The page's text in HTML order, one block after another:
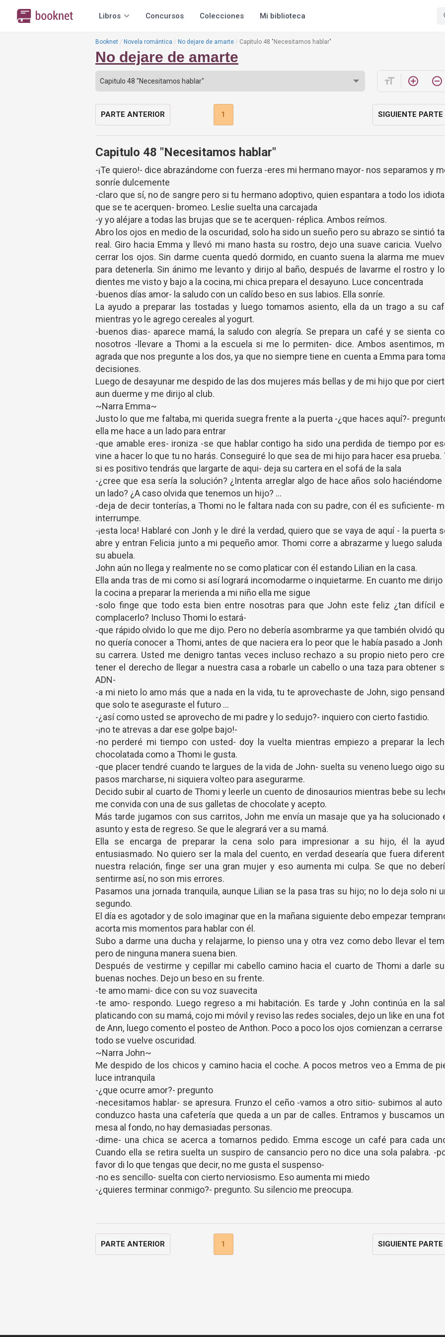
Libros Concursos Colecciones Mi biblioteca
Booknet Novela romántica No dejare de amarte Capitulo 48 "Necesitamos hablar"
No dejare de amarte
format_size add_circle_outline remove_circle_outline
PARTE ANTERIOR 1 SIGUIENTE PARTE
Capitulo 48 "Necesitamos hablar"
-¡Te quiero!- dice abrazándome con fuerza -eres mi hermano mayor- nos separamos y
sonríe dulcemente
-claro que sí, no de sangre pero si tu hermano adoptivo, quien espantara a todo los
que se te acerquen- bromeo. Leslie suelta una carcajada
-y yo aléjare a todas las brujas que se te acerquen- réplica. Ambos reímos.
Abro los ojos en medio de la oscuridad, solo ha sido un sueño pero su abrazo se sintió
real. Giro hacia Emma y llevó mi mano hasta su rostro, dejo una suave caricia. Vuelvo
cerrar los ojos. Sin darme cuenta quedó dormido, en cuanto suena la alarma me
para detenerla. Sin ánimo me levanto y dirijo al baño, después de lavarme el rostro y
dientes me visto y bajo a la cocina, mi chica prepara el desayuno. Luce concentrada
-buenos días amor- la saludo con un calído beso en sus labios. Ella sonríe.
La ayudo a preparar las tostadas y luego tomamos asiento, ella da un trago a su
mientras yo le agrego cereales al yogurt.
-buenos dias- aparece mamá, la saludo con alegría. Se prepara un café y se sienta
nosotros -llevare a Thomi a la escuela si me lo permiten- dice. Ambos asentimos,
agrada que nos pregunte a los dos, ya que no siempre tiene en cuenta a Emma para
decisiones.
Luego de desayunar me despido de las dos mujeres más bellas y de mi hijo que por
aun duerme y me dirijo al club.
~Narra Emma~
Justo lo que me faltaba, mi querida suegra frente a la puerta -¿que haces aquí?-
ella me hace a un lado para entrar
-que amable eres- ironiza -se que hablar contigo ha sido una perdida de tiempo por
vine a hacer lo que tu no harás. Conseguiré lo que sea de mi hijo para hacer esa prueba.
si es positivo tendrás que largarte de aqui- deja su cartera en el sofá de la sala
-¿cree que esa sería la solución? ¿Intenta arreglar algo de hace años solo haciéndome
un lado? ¿A caso olvida que tenemos un hijo? ...
-deja de decir tonterías, a Thomi no le faltara nada con su padre, con él es suficiente-
interrumpe.
-¡esta loca! Hablaré con Jonh y le diré la verdad, quiero que se vaya de aquí - la puerta
abre y entran Felicia junto a mi pequeño amor. Thomi corre a abrazarme y luego saluda
su abuela.
John aún no llega y realmente no se como platicar con él estando Lilian en la casa.
Ella anda tras de mi como si así logrará incomodarme o inquietarme. En cuanto me dirijo
la cocina a preparar la merienda a mi niño ella me sigue
-solo finge que todo esta bien entre nosotras para que John este feliz ¿tan difícil
complacerlo? Incluso Thomi lo estará-
-que rápido olvido lo que me dijo. Pero no debería asombrarme ya que también olvidó
no quería conocer a Thomi, antes de que naciera era lo peor que le había pasado a Jonh
su carrera. Usted me denigro tantas veces incluso rechazo a su propio nieto pero
tener el derecho de llegar a nuestra casa a robarle un cabello o una taza para obtener
ADN-
-a mi nieto lo amo más que a nada en la vida, tu te aprovechaste de John, sigo
que solo te aseguraste el futuro ...
-¿así como usted se aprovecho de mi padre y lo sedujo?- inquiero con cierto fastidio.
-¡no te atrevas a dar ese golpe bajo!-
-no perderé mi tiempo con usted- doy la vuelta mientras empiezo a preparar la
chocolatada como a Thomi le gusta.
-que placer tendré cuando te largues de la vida de John- suelta su veneno luego oigo
pasos marcharse, ni siquiera volteo para asegurarme.
Decido subir al cuarto de Thomi y leerle un cuento de dinosaurios mientras bebe su
me convida con una de sus galletas de chocolate y acepto.
Más tarde jugamos con sus carritos, John me envía un masaje que ya ha solucionado
asunto y esta de regreso. Se que le alegrará ver a su mamá.
Ella se encarga de preparar la cena solo para impresionar a su hijo, él la
entusiasmado. No quiero ser la mala del cuento, en verdad desearía que fuera
nuestra relación, finge ser una gran mujer y eso aumenta mi culpa. Se que no
sentirme así, no son mis errores.
Pasamos una jornada tranquila, aunque Lilian se la pasa tras su hijo; no lo deja solo ni
segundo.
El día es agotador y de solo imaginar que en la mañana siguiente debo empezar
acorta mis momentos para hablar con él.
Subo a darme una ducha y relajarme, lo pienso una y otra vez como debo llevar el
pero de ninguna manera suena bien.
Después de vestirme y cepillar mi cabello camino hacia el cuarto de Thomi a darle
buenas noches. Dejo un beso en su frente.
-te amo mami- dice con su voz suavecita
-te amo- respondo. Luego regreso a mi habitación. Es tarde y John continúa en la
platicando con su mamá, cojo mi móvil y reviso las redes sociales, dejo un like en una
de Ann, luego comento el posteo de Anthon. Poco a poco los ojos comienzan a cerrarse
todo se vuelve oscuridad.
~Narra John~
Me despido de los chicos y camino hacia el coche. A pocos metros veo a Emma de
luce intranquila
-¿que ocurre amor?- pregunto
-necesitamos hablar- se apresura. Frunzo el ceño -vamos a otro sitio- subimos al auto
conduzco hasta una cafetería que queda a un par de calles. Entramos y buscamos
mesa al fondo, no hay demasiadas personas.
-dime- una chica se acerca a tomarnos pedido. Emma escoge un café para cada
Cuando ella se retira suelta un suspiro de cansancio pero no dice una sola palabra. -
favor di lo que tengas que decir, no me gusta el suspenso-
-no es sencillo- suelta con cierto nerviosismo. Eso aumenta mi miedo
-¿quieres terminar conmigo?- pregunto. Su silencio me preocupa.
PARTE ANTERIOR 1 SIGUIENTE PARTE